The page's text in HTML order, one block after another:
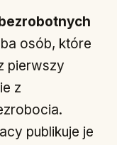
osób, które
pierwszy
z
publikuje je